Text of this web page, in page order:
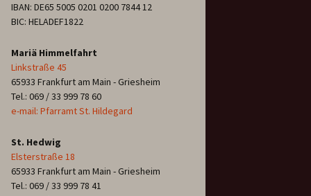
IBAN: DE65 5005 0201 0200 7844 12
BIC: HELADEF1822
Mariä Himmelfahrt
Linkstraße 45
65933 Frankfurt am Main - Griesheim
Tel.: 069 / 33 999 78 60
e-mail: Pfarramt St. Hildegard
St. Hedwig
Elsterstraße 18
65933 Frankfurt am Main - Griesheim
Tel.: 069 / 33 999 78 41